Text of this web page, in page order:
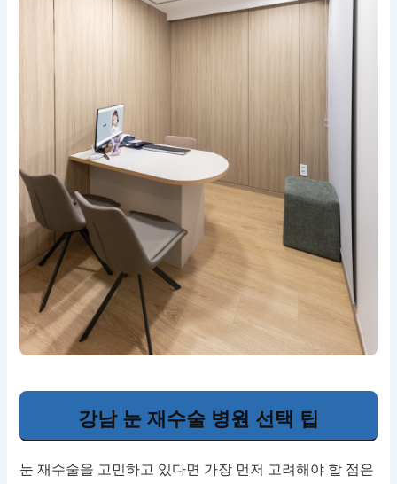
강남 눈 재수술 병원 선택 팁
눈 재수술을 고민하고 있다면 가장 먼저 고려해야 할 점은